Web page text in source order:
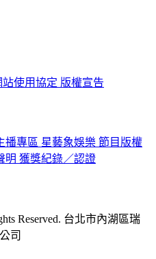
站使用協定 版權宣告
播專區 星藝象娛樂 節目版權
明 獲獎紀錄／認證
Reserved. 台北市內湖區瑞
司